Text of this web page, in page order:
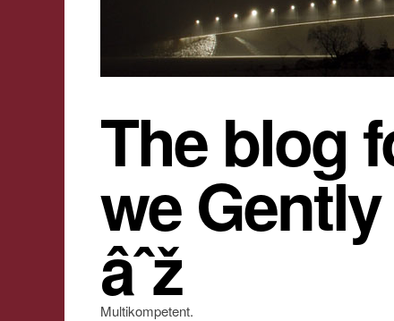
The blog
we
âˆž
Multikompetent.